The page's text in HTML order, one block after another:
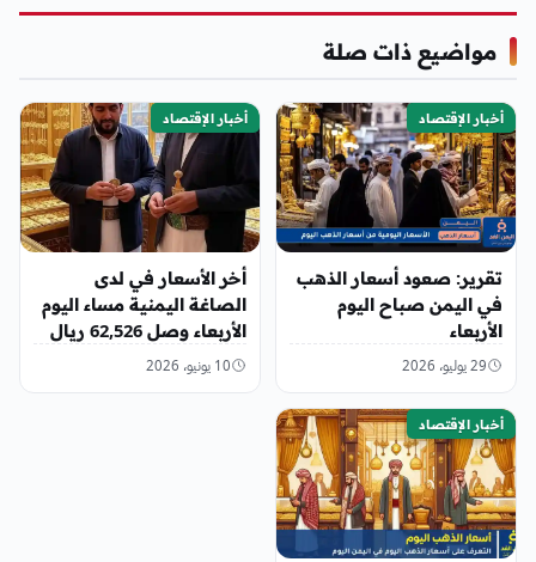
مواضيع ذات صلة
أخبار الإقتصاد
تقرير: صعود أسعار الذهب
في اليمن صباح اليوم
الأربعاء
29 يوليو، 2026
أخبار الإقتصاد
أخر الأسعار في لدى
الصاغة اليمنية مساء اليوم
الأربعاء وصل 62,526 ريال
10 يونيو، 2026
أخبار الإقتصاد